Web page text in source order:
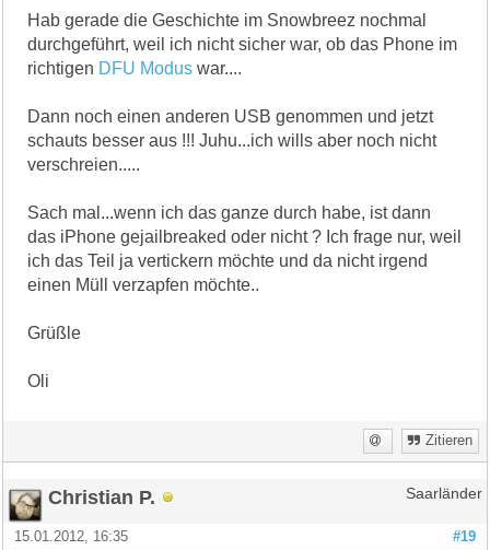
Hab gerade die Geschichte im Snowbreez nochmal
durchgeführt, weil ich nicht sicher war, ob das Phone im
richtigen DFU Modus war....
Dann noch einen anderen USB genommen und jetzt
schauts besser aus !!! Juhu...ich wills aber noch nicht
verschreien.....
Sach mal...wenn ich das ganze durch habe, ist dann
das iPhone gejailbreaked oder nicht ? Ich frage nur, weil
ich das Teil ja vertickern möchte und da nicht irgend
einen Müll verzapfen möchte..
Grüßle
Oli
Zitieren
Christian P. Saarländer
#19
15.01.2012, 16:35